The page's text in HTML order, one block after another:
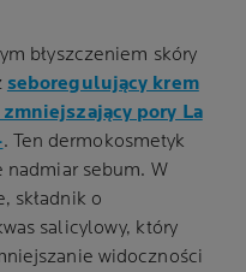
błyszczeniem skóry
seboregulujący krem
pory La
. Ten dermokosmetyk
sebum. W
składnik o
salicylowy, który
widoczności